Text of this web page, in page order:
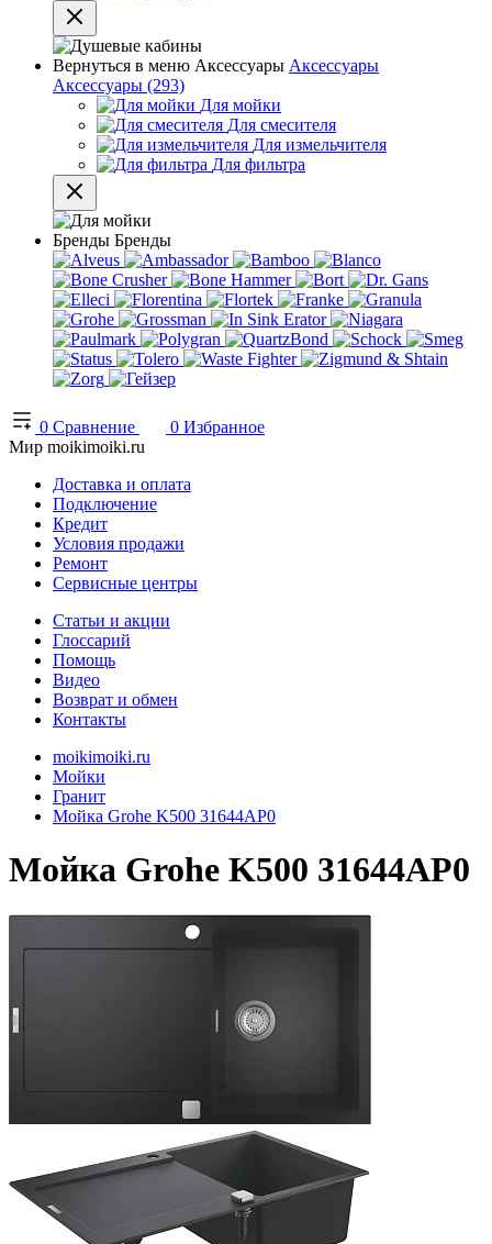
Вернуться в меню Аксессуары Аксессуары
Аксессуары (293)
Для мойки
Для смесителя
Для измельчителя
Для фильтра
Бренды Бренды
0 Сравнение 0 Избранное
Мир moikimoiki.ru
Доставка и оплата
Подключение
Кредит
Условия продажи
Ремонт
Сервисные центры
Статьи и акции
Глоссарий
Помощь
Видео
Возврат и обмен
Контакты
moikimoiki.ru
Мойки
Гранит
Мойка Grohe K500 31644AP0
Мойка Grohe K500 31644AP0